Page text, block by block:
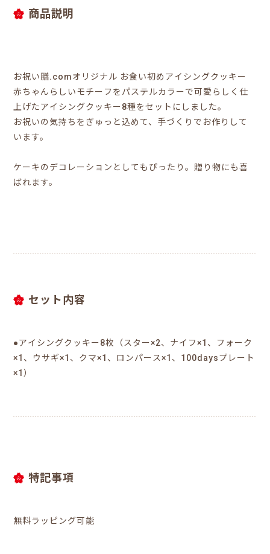
商品説明
お祝い膳.comオリジナル お食い初めアイシングクッキー
赤ちゃんらしいモチーフをパステルカラーで可愛らしく仕
上げたアイシングクッキー8種をセットにしました。
お祝いの気持ちをぎゅっと込めて、手づくりでお作りして
います。
ケーキのデコレーションとしてもぴったり。贈り物にも喜
ばれます。
セット内容
●アイシングクッキー8枚（スター×2、ナイフ×1、フォーク
×1、ウサギ×1、クマ×1、ロンパース×1、100daysプレート
×1）
特記事項
無料ラッピング可能